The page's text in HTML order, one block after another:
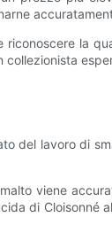
la
del lavoro di
viene
di Cloisonné